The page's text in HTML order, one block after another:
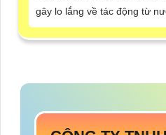
gây lo lắng về tác động từ